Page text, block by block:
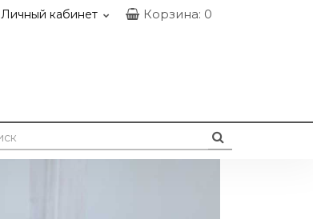
Личный кабинет Корзина: 0